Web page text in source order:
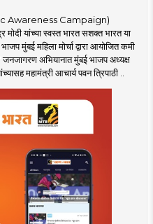
Awareness Campaign)
मोदी यांच्या स्वस्त भारत सशक्त भारत या
मुंबई महिला मोर्चा द्वारा आयोजित कमी
अभियानात मुंबई भाजप अध्यक्ष
महामंत्री आचार्य पवन त्रिपाठी ..